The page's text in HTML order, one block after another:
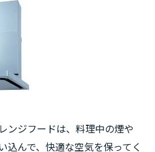
ンジフードは、料理中の煙や
込んで、快適な空気を保ってく